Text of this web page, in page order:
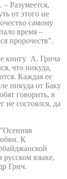
Разумеется,
от этого не
самому
время –
пророчеств".
книгу А. Грича
что никуда,
Каждая ее
никуда от Баку
говорить, в
не состоялся, да
К
русском языке,
Грич.